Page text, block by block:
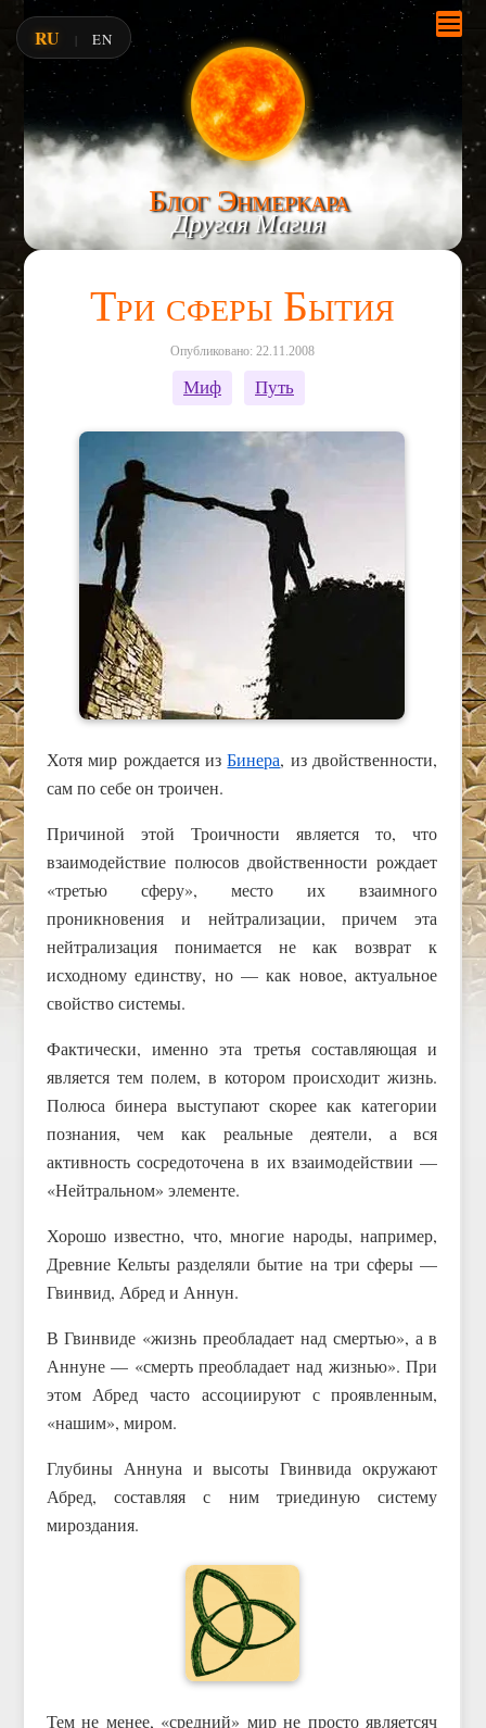
Блог Энмеркара
Другая Магия
Три сферы Бытия
Опубликовано: 22.11.2008
Миф Путь
Хотя мир рождается изБинера, из двойственности,
сам по себе он троичен.
Причиной этой Троичности является то, что
взаимодействие полюсов двойственности рождает
«третью сферу», место их взаимного
проникновения и нейтрализации, причем эта
нейтрализация понимается не как возврат к
исходному единству, но — как новое, актуальное
свойство системы.
Фактически, именно эта третья составляющая и
является тем полем, в котором происходит жизнь.
Полюса бинера выступают скорее как категории
познания, чем как реальные деятели, а вся
активность сосредоточена в их взаимодействии —
«Нейтральном» элементе.
Хорошо известно, что, многие народы, например,
Древние Кельты разделяли бытие на три сферы —
Гвинвид, Абред и Аннун.
В Гвинвиде «жизнь преобладает над смертью», а в
Аннуне — «смерть преобладает над жизнью». При
этом Абред часто ассоциируют с проявленным,
«нашим», миром.
Глубины Аннуна и высоты Гвинвида окружают
Абред, составляя с ним триединую систему
мироздания.
Тем не менее, «средний» мир не просто являетсяч
RU | EN